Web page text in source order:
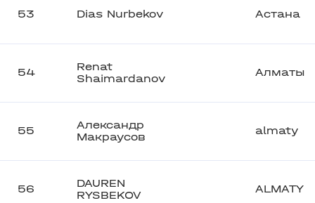
53 Dias Nurbekov Астана
54
Renat
Shaimardanov
Алматы
55
Александр
Макраусов
almaty
56
DAUREN
RYSBEKOV
ALMATY